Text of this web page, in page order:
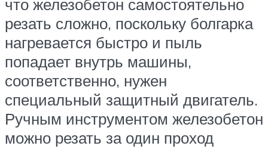
что железобетон самостоятельно
резать сложно, поскольку болгарка
нагревается быстро и пыль
попадает внутрь машины,
соответственно, нужен
специальный защитный двигатель.
Ручным инструментом железобетон
можно резать за один проход